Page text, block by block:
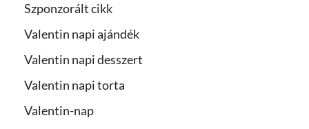
Szponzorált cikk
Valentin napi ajándék
Valentin napi desszert
Valentin napi torta
Valentin-nap